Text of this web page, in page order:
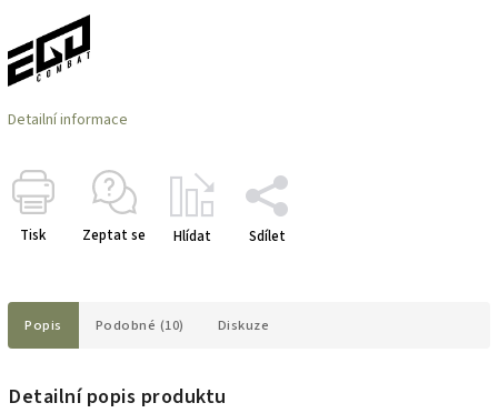
Detailní informace
Tisk Zeptat se Hlídat Sdílet
Popis Podobné (10) Diskuze
Detailní popis produktu